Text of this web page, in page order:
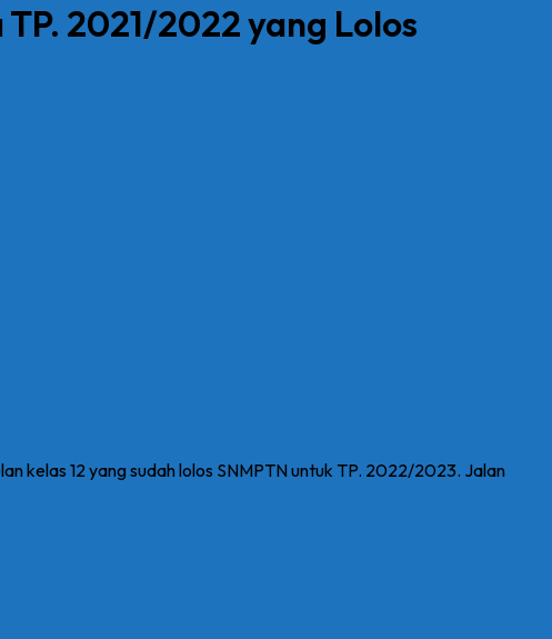
2021/2022 yang Lolos
kelas 12 yang sudah lolos SNMPTN untuk TP. 2022/2023. Jalan